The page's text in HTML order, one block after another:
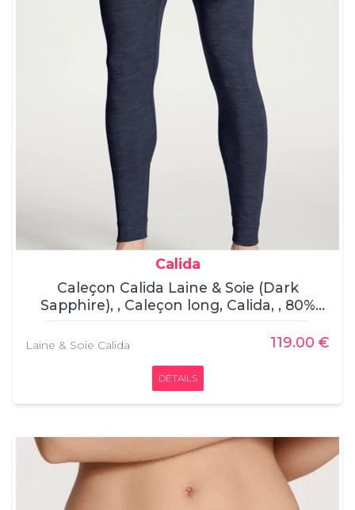
Calida
Caleçon Calida Laine & Soie (Dark
Sapphire), , Caleçon long, Calida, , 80%
Laine de mérinos / 20% Soie
Laine & Soie Calida 119.00 €
DÉTAILS